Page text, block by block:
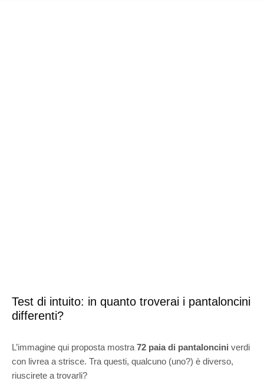
Test di intuito: in quanto troverai i pantaloncini
differenti?
L’immagine qui proposta mostra 72 paia di pantaloncini verdi
con livrea a strisce. Tra questi, qualcuno (uno?) è diverso,
riuscirete a trovarli?